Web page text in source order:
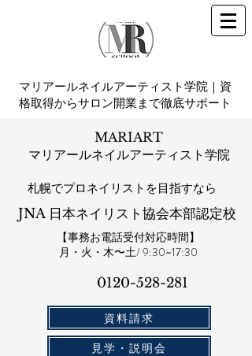
マリアールネイルアーティスト学院｜資
格取得からサロン開業まで徹底サポート
MARIART
マリアールネイルアーティスト学院
札幌​でプロネイリストを目指すなら
JNA 日本ネイリスト協会本部認定校
【事務お電話受付対応時間】
​月・火・木〜土/ 9:30~17:30
0120-528-281​
資料請求
見学・説明会